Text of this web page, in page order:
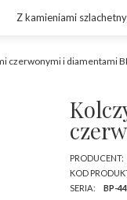
Z kamieniami
czerwonymi i diamentami
PRODUCENT:
KOD
SERIA:
BP-44